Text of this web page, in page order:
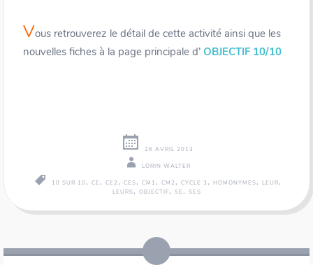
Vous retrouverez le détail de cette activité ainsi que les
nouvelles fiches à la page principale d’ OBJECTIF 10/10
26 AVRIL 2013
LORIN WALTER
10 SUR 10, CE , CE2 , CES, CM1 , CM2 , CYCLE 3 , HOMONYMES, LEUR,
LEURS, OBJECTIF, SE , SES
des